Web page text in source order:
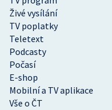
Živé vysílání
TV poplatky
Teletext
Podcasty
Počasí
E-shop
Mobilní a TV aplikace
Vše o ČT